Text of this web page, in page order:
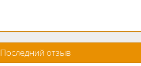
Последний отзыв